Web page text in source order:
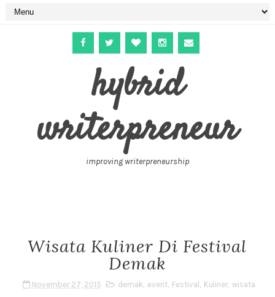
hybrid
writerpreneur
improving writerpreneurship
Wisata Kuliner Di Festival
Demak
November 27, 2015 demak, event, Festival , Kuliner, wisata